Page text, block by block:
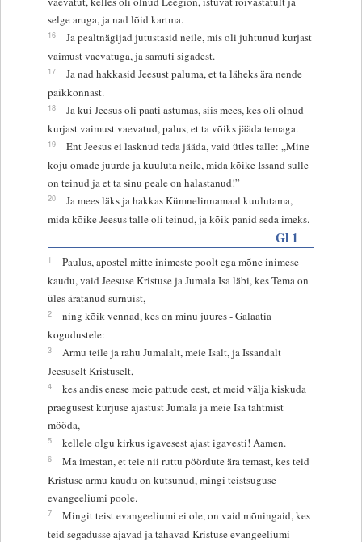
selge aruga, ja nad lõid kartma.
16
Ja pealtnägijad jutustasid neile, mis oli juhtunud kurjast
vaimust vaevatuga, ja samuti sigadest.
17
Ja nad hakkasid Jeesust paluma, et ta läheks ära nende
paikkonnast.
18
Ja kui Jeesus oli paati astumas, siis mees, kes oli olnud
kurjast vaimust vaevatud, palus, et ta võiks jääda temaga.
19
Ent Jeesus ei lasknud teda jääda, vaid ütles talle: „Mine
koju omade juurde ja kuuluta neile, mida kõike Issand sulle
on teinud ja et ta sinu peale on halastanud!”
20
Ja mees läks ja hakkas Kümnelinnamaal kuulutama,
mida kõike Jeesus talle oli teinud, ja kõik panid seda imeks.
Gl 1
1
Paulus, apostel mitte inimeste poolt ega mõne inimese
kaudu, vaid Jeesuse Kristuse ja Jumala Isa läbi, kes Tema on
üles äratanud surnuist,
2
ning kõik vennad, kes on minu juures - Galaatia
kogudustele:
3
Armu teile ja rahu Jumalalt, meie Isalt, ja Issandalt
Jeesuselt Kristuselt,
4
kes andis enese meie pattude eest, et meid välja kiskuda
praegusest kurjuse ajastust Jumala ja meie Isa tahtmist
mööda,
5 kellele olgu kirkus igavesest ajast igavesti! Aamen.
6
Ma imestan, et teie nii ruttu pöördute ära temast, kes teid
Kristuse armu kaudu on kutsunud, mingi teistsuguse
evangeeliumi poole.
7
Mingit teist evangeeliumi ei ole, on vaid mõningaid, kes
teid segadusse ajavad ja tahavad Kristuse evangeeliumi